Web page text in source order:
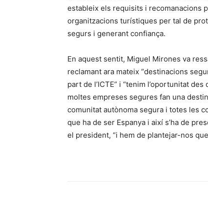
estableix els requisits i recomanacions
organitzacions turístiques per tal de
segurs i generant confiança.
En aquest sentit, Miguel Mirones va
reclamant ara mateix “destinacions
part de l’ICTE” i “tenim l’oportunitat
moltes empreses segures fan una
comunitat autònoma segura i totes les
que ha de ser Espanya i així s’ha de
el president, “i hem de plantejar-nos